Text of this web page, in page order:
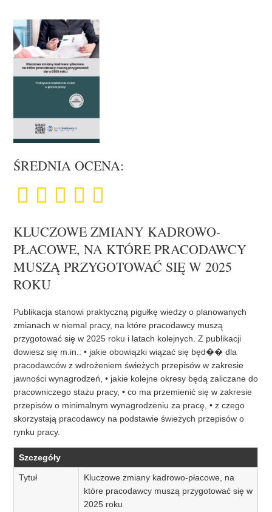
ŚREDNIA OCENA:
KLUCZOWE ZMIANY KADROWO-
PŁACOWE, NA KTÓRE PRACODAWCY
MUSZĄ PRZYGOTOWAĆ SIĘ W 2025
ROKU
Publikacja stanowi praktyczną pigułkę wiedzy o planowanych
zmianach w niemal pracy, na które pracodawcy muszą
przygotować się w 2025 roku i latach kolejnych. Z publikacji
dowiesz się m.in.: • jakie obowiązki wiązać się będ�� dla
pracodawców z wdrożeniem świeżych przepisów w zakresie
jawności wynagrodzeń, • jakie kolejne okresy będą zaliczane do
pracowniczego stażu pracy, • co ma przemienić się w zakresie
przepisów o minimalnym wynagrodzeniu za pracę, • z czego
skorzystają pracodawcy na podstawie świeżych przepisów o
rynku pracy.
Szczegóły
Tytuł
Kluczowe zmiany kadrowo-płacowe, na
które pracodawcy muszą przygotować się w
2025 roku